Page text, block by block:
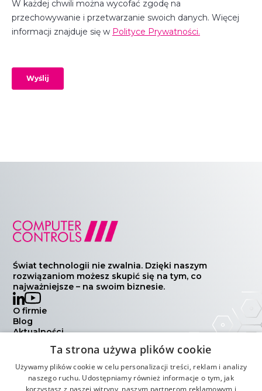
Świat technologii nie zwalnia. Dzięki naszym
rozwiązaniom możesz skupić się na tym, co
najważniejsze – na swoim biznesie.
O firmie
Blog
Aktualności
Polityka prywatności
Warunki handlowe
Ta strona używa plików cookie
Używamy plików cookie w celu personalizacji treści, reklam i analizy
naszego ruchu. Udostępniamy również informacje o tym, jak
korzystasz z naszej witryny, naszym partnerom reklamowym i